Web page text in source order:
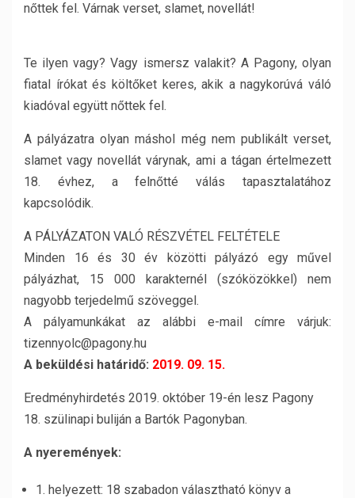
nőttek fel. Várnak verset, slamet, novellát!
Te ilyen vagy? Vagy ismersz valakit? A Pagony, olyan
fiatal írókat és költőket keres, akik a nagykorúvá váló
kiadóval együtt nőttek fel.
A pályázatra olyan máshol még nem publikált verset,
slamet vagy novellát várynak, ami a tágan értelmezett
18. évhez, a felnőtté válás tapasztalatához
kapcsolódik.
A PÁLYÁZATON VALÓ RÉSZVÉTEL FELTÉTELE
Minden 16 és 30 év közötti pályázó egy művel
pályázhat, 15 000 karakternél (szóközökkel) nem
nagyobb terjedelmű szöveggel.
A pályamunkákat az alábbi e-mail címre várjuk:
tizennyolc@pagony.hu
A beküldési határidő: 2019. 09. 15.
Eredményhirdetés 2019. október 19-én lesz Pagony
18. szülinapi buliján a Bartók Pagonyban.
A nyeremények:
1. helyezett: 18 szabadon választható könyv a